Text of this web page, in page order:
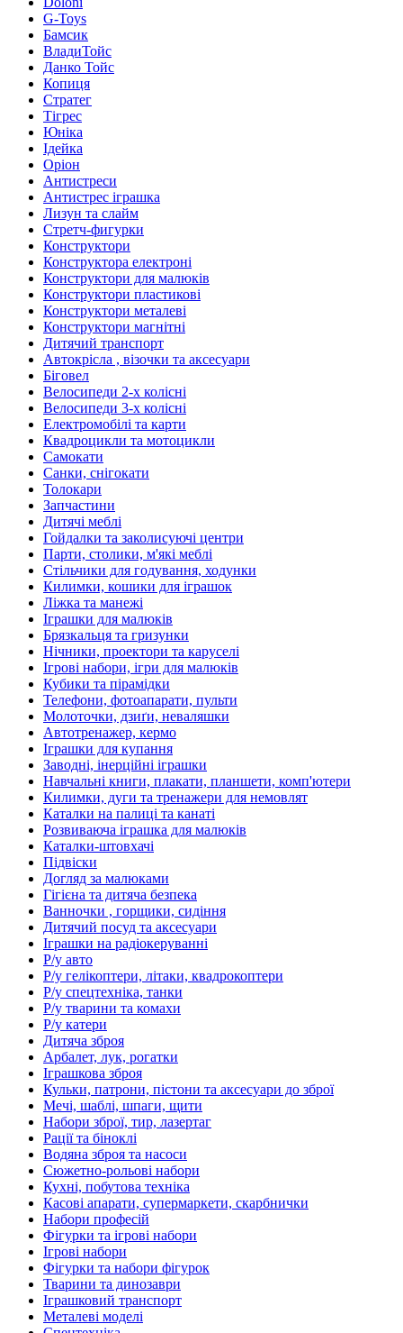
G-Toys
Бамсик
ВладиТойс
Данко Тойс
Копиця
Стратег
Тігрес
Юніка
Ідейка
Оріон
Антистреси
Антистрес іграшка
Лизун та слайм
Стретч-фигурки
Конструктори
Конструктора електроні
Конструктори для малюків
Конструктори пластикові
Конструктори металеві
Конструктори магнітні
Дитячий транспорт
Автокрісла , візочки та аксесуари
Біговел
Велосипеди 2-х колісні
Велосипеди 3-х колісні
Електромобілі та карти
Квадроцикли та мотоцикли
Самокати
Санки, снігокати
Толокари
Запчастини
Дитячі меблі
Гойдалки та заколисуючі центри
Парти, столики, м'які меблі
Стільчики для годування, ходунки
Килимки, кошики для іграшок
Ліжка та манежі
Іграшки для малюків
Брязкальця та гризунки
Нічники, проектори та каруселі
Ігрові набори, ігри для малюків
Кубики та пірамідки
Телефони, фотоапарати, пульти
Молоточки, дзиґи, неваляшки
Автотренажер, кермо
Іграшки для купання
Заводні, інерційні іграшки
Навчальні книги, плакати, планшети, комп'ютери
Килимки, дуги та тренажери для немовлят
Каталки на палиці та канаті
Розвиваюча іграшка для малюків
Каталки-штовхачі
Підвіски
Догляд за малюками
Гігієна та дитяча безпека
Ванночки , горщики, сидіння
Дитячий посуд та аксесуари
Іграшки на радіокеруванні
Р/у авто
Р/у гелікоптери, літаки, квадрокоптери
Р/у спецтехніка, танки
Р/у тварини та комахи
Р/у катери
Дитяча зброя
Арбалет, лук, рогатки
Іграшкова зброя
Кульки, патрони, пістони та аксесуари до зброї
Мечі, шаблі, шпаги, щити
Набори зброї, тир, лазертаг
Рації та біноклі
Водяна зброя та насоси
Сюжетно-рольові набори
Кухні, побутова техніка
Касові апарати, супермаркети, скарбнички
Набори професій
Фігурки та ігрові набори
Ігрові набори
Фігурки та набори фігурок
Тварини та динозаври
Іграшковий транспорт
Металеві моделі